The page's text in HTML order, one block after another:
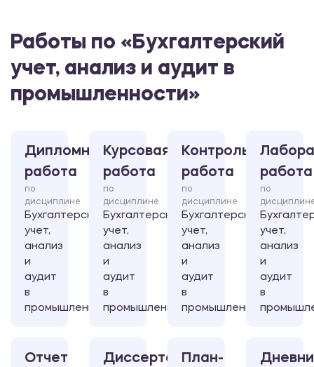
Работы по «Бухгалтерский
учет, анализ и аудит в
промышленности»
Дипломная
работа
по
дисциплине
Бухгалтерский
учет,
анализ
и
аудит
в
промышленности
Курсовая
работа
по
дисциплине
Бухгалтерский
учет,
анализ
и
аудит
в
промышленности
Контрольная
работа
по
дисциплине
Бухгалтерский
учет,
анализ
и
аудит
в
промышленности
работа
по
учет,
анализ
и
аудит
в
Отчет
ДиссертацияПлан-